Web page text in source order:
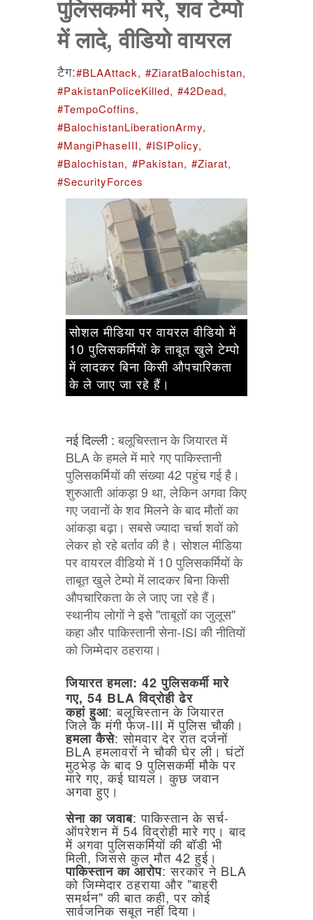
पुलिसकर्मी मरे, शव टेम्पो
में लादे, वीडियो वायरल
टैग:#BLAAttack, #ZiaratBalochistan,
#PakistanPoliceKilled, #42Dead,
#TempoCoffins,
#BalochistanLiberationArmy,
#MangiPhaseIII, #ISIPolicy,
#Balochistan, #Pakistan, #Ziarat,
#SecurityForces
सोशल मीडिया पर वायरल वीडियो में
10 पुलिसकर्मियों के ताबूत खुले टेम्पो
में लादकर बिना किसी औपचारिकता
के ले जाए जा रहे हैं।
नई दिल्ली : बलूचिस्तानकेजियारतमें
BLAकेहमलेमेंमारेगएपाकिस्तानी
पुलिसकर्मियोंकीसंख्या42 पहुंचगईहै।
शुरुआतीआंकड़ा9 था,लेकिनअगवाकिए
गएजवानोंकेशवमिलनेकेबादमौतोंका
आंकड़ाबढ़ा। सबसेज्यादाचर्चाशवोंको
लेकरहोरहेबर्तावकीहै। सोशलमीडिया
परवायरलवीडियोमें10पुलिसकर्मियोंके
ताबूतखुलेटेम्पोमेंलादकरबिनाकिसी
औपचारिकताकेलेजाएजारहेहैं।
स्थानीयलोगोंनेइसे"ताबूतोंकाजुलूस"
कहाऔरपाकिस्तानीसेना-ISIकीनीतियों
कोजिम्मेदारठहराया।
जियारतहमला: 42 पुलिसकर्मीमारे
गए, 54 BLA विद्रोहीढेर
कहांहुआ: बलूचिस्तानकेजियारत
जिलेकेमंगीफेज-III मेंपुलिसचौकी।
हमलाकैसे: सोमवार देर रातदर्जनों
BLA हमलावरोंनेचौकीघेर ली। घंटों
मुठभेड़केबाद 9 पुलिसकर्मीमौकेपर
मारे गए, कईघायल। कुछ जवान
अगवाहुए।
सेनाकाजवाब: पाकिस्तानकेसर्च-
ऑपरेशनमें 54 विद्रोहीमारे गए। बाद
में अगवापुलिसकर्मियोंकीबॉडी भी
मिली, जिससेकुल मौत 42 हुई।
पाकिस्तानकाआरोप: सरकारने BLA
कोजिम्मेदार ठहराया और "बाहरी
समर्थन" कीबातकही, पर कोई
सार्वजनिकसबूतनहींदिया।